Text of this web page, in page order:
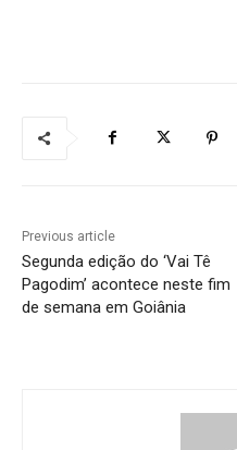
Previous article
Segunda edição do ‘Vai Tê
Pagodim’ acontece neste fim
de semana em Goiânia